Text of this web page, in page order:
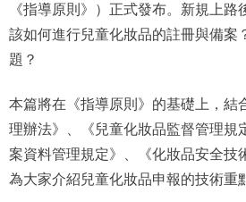
《指導原則》）正式發布。新規上
該如何進行兒童化妝品的註冊與備案
題？
本篇將在《指導原則》的基礎上，結
理辦法》、《兒童化妝品監督管理規
案資料管理規定》、《化妝品安全技
為大家介紹兒童化妝品申報的技術重